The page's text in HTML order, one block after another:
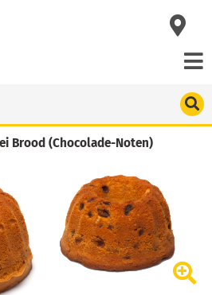
Brood (Chocolade-Noten)